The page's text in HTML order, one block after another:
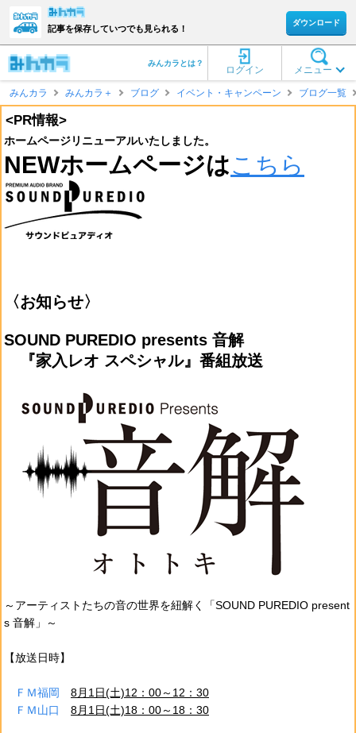
記事を保存していつでも見られる！
ダウンロード
メニュー
ログイン
みんカラとは？
みんカラ みんカラ＋ ブログ イベント・キャンペーン ブログ一覧
<PR情報>
ホームページリニューアルいたしました。
NEWホームページはこちら
〈お知らせ〉
SOUND PUREDIO presents 音解
『家入レオ スペシャル』番組放送
～アーティストたちの音の世界を紐解く「SOUND PUREDIO present
s 音解」～
【放送日時】
ＦＭ福岡
8月1日(土)12：00～12：30
ＦＭ山口
8月1日(土)18：00～18：30